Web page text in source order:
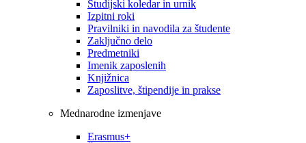
Študijski koledar in urnik
Izpitni roki
Pravilniki in navodila za študente
Zaključno delo
Predmetniki
Imenik zaposlenih
Knjižnica
Zaposlitve, štipendije in prakse
Mednarodne izmenjave
Erasmus+